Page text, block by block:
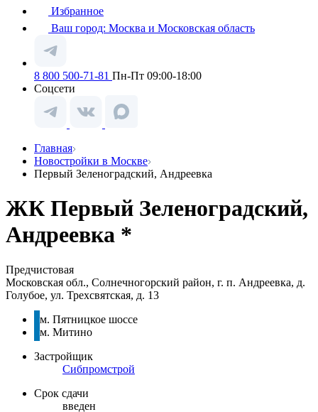
Избранное
Ваш город: Москва и Московская область
8 800 500-71-81 Пн-Пт 09:00-18:00
Соцсети
Главная
Новостройки в Москве
Первый Зеленоградский, Андреевка
ЖК Первый Зеленоградский,
Андреевка *
Предчистовая
Московская обл., Солнечногорский район, г. п. Андреевка, д.
Голубое, ул. Трехсвятская, д. 13
м. Пятницкое шоссе
м. Митино
Застройщик
Сибпромстрой
Срок сдачи
введен